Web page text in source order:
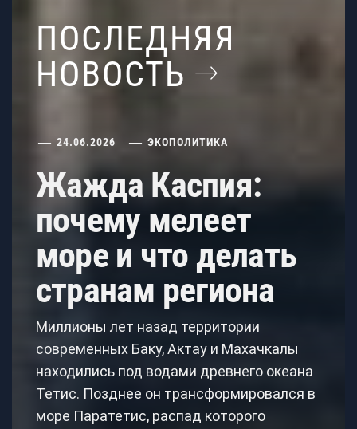
ПОСЛЕДНЯЯ
НОВОСТЬ
24.06.2026 ЭКОПОЛИТИКА
Жажда Каспия:
почему мелеет
море и что делать
странам региона
Миллионы лет назад территории
современных Баку, Актау и Махачкалы
находились под водами древнего океана
Тетис. Позднее он трансформировался в
море Паратетис, распад которого